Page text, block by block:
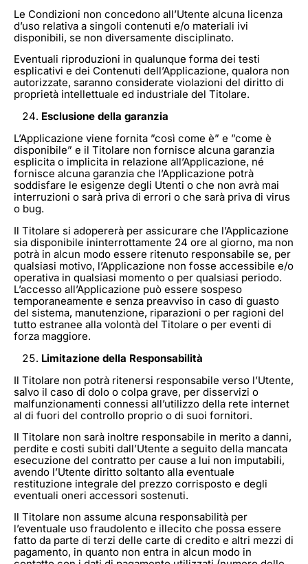
Le Condizioni non concedono all’Utente alcuna licenza
d’uso relativa a singoli contenuti e/o materiali ivi
disponibili, se non diversamente disciplinato.
Eventuali riproduzioni in qualunque forma dei testi
esplicativi e dei Contenuti dell’Applicazione, qualora non
autorizzate, saranno considerate violazioni del diritto di
proprietà intellettuale ed industriale del Titolare.
Esclusione della garanzia
L’Applicazione viene fornita ”così come è” e ”come è
disponibile” e il Titolare non fornisce alcuna garanzia
esplicita o implicita in relazione all’Applicazione, né
fornisce alcuna garanzia che l’Applicazione potrà
soddisfare le esigenze degli Utenti o che non avrà mai
interruzioni o sarà priva di errori o che sarà priva di virus
o bug.
Il Titolare si adopererà per assicurare che l’Applicazione
sia disponibile ininterrottamente 24 ore al giorno, ma non
potrà in alcun modo essere ritenuto responsabile se, per
qualsiasi motivo, l’Applicazione non fosse accessibile e/o
operativa in qualsiasi momento o per qualsiasi periodo.
L’accesso all’Applicazione può essere sospeso
temporaneamente e senza preavviso in caso di guasto
del sistema, manutenzione, riparazioni o per ragioni del
tutto estranee alla volontà del Titolare o per eventi di
forza maggiore.
Limitazione della Responsabilità
Il Titolare non potrà ritenersi responsabile verso l’Utente,
salvo il caso di dolo o colpa grave, per disservizi o
malfunzionamenti connessi all’utilizzo della rete internet
al di fuori del controllo proprio o di suoi fornitori.
Il Titolare non sarà inoltre responsabile in merito a danni,
perdite e costi subiti dall’Utente a seguito della mancata
esecuzione del contratto per cause a lui non imputabili,
avendo l’Utente diritto soltanto alla eventuale
restituzione integrale del prezzo corrisposto e degli
eventuali oneri accessori sostenuti.
Il Titolare non assume alcuna responsabilità per
l’eventuale uso fraudolento e illecito che possa essere
fatto da parte di terzi delle carte di credito e altri mezzi di
pagamento, in quanto non entra in alcun modo in